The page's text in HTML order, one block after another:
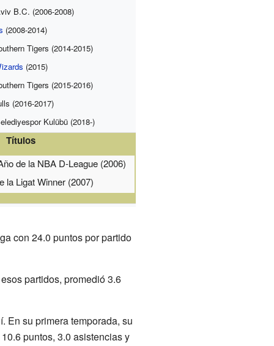
B.C. (2006-2008)
(2008-2014)
Tigers (2014-2015)
(2015)
Tigers (2015-2016)
(2016-2017)
Kulübü (2018-)
Títulos
de la NBA D-League (2006)
la Ligat Winner (2007)
con 24.0 puntos por partido
partidos, promedió 3.6
En su primera temporada, su
puntos, 3.0 asistencias y